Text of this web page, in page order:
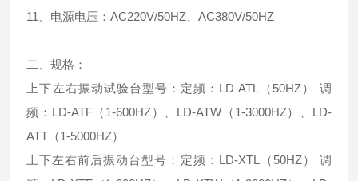
11、电源电压：AC220V/50HZ、AC380V/50HZ
二、规格：
上下左右振动试验台型号：定频：LD-ATL（50HZ） 调
频：LD-ATF（1-600HZ）、LD-ATW（1-3000HZ）、LD-
ATT（1-5000HZ）
上下左右前后振动台型号：定频：LD-XTL（50HZ） 调